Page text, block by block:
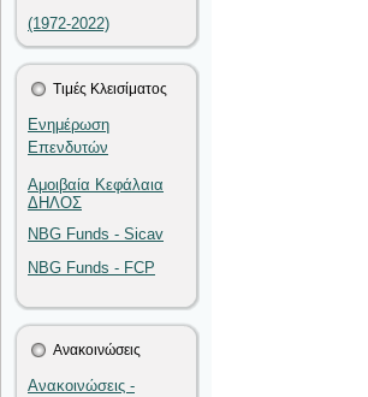
(1972-2022)
Τιμές Κλεισίματος
Ενημέρωση
Επενδυτών
Αμοιβαία Κεφάλαια
ΔΗΛΟΣ
NBG Funds - Sicav
NBG Funds - FCP
Ανακοινώσεις
Ανακοινώσεις -